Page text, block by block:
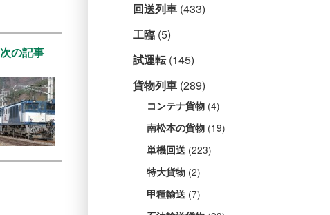
次の記事
回送列車 (433)
工臨 (5)
試運転(145)
貨物列車 (289)
コンテナ貨物 (4)
南松本の貨物 (19)
単機回送 (223)
特大貨物 (2)
甲種輸送 (7)